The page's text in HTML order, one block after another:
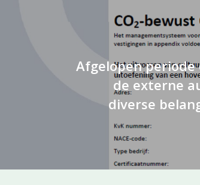
Afgelopen
de externe
diverse